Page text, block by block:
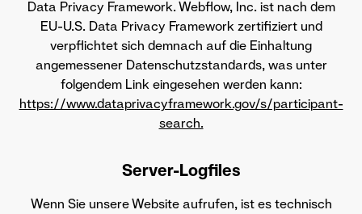
Data Privacy Framework. Webflow, Inc. ist nach dem
EU-U.S. Data Privacy Framework zertifiziert und
verpflichtet sich demnach auf die Einhaltung
angemessener Datenschutzstandards, was unter
folgendem Link eingesehen werden kann:
https://www.dataprivacyframework.gov/s/participant-
search.
Server-Logfiles
Wenn Sie unsere Website aufrufen, ist es technisch